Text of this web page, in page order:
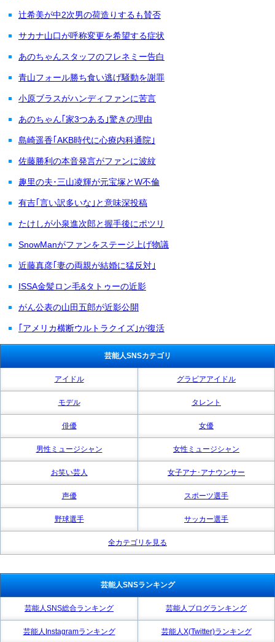
辻希美が中2次男の荷造りするも賛否
サカナ山口が呼称変更を希望する症状
あのちゃんスタッフのフレネミー告白
青山フォール勝ち食い逃げ騒動を謝罪
小原ブラスがハンディファンに苦言
あのちゃん｢家3つある｣驚きの理由
島崎遥香｢AKB時代に心療内科通院｣
佐藤勝利の本音発言がファンに波紋
趣里の夫･三山凌輝が元宝塚とW不倫
有吉｢言い訳多いな｣と意味深投稿
たけしが小泉進次郎と握手後にポツリ
SnowManがファンをステージ上げ物議
近藤真彦｢妻の両親が結婚に猛反対｣
ISSA金髪ロン毛&タトゥーの近影
がん公表の山田五郎が近影公開
｢アメリカ横断ウルトラクイズ｣が復活
芸能人SNSカテゴリ
アイドル グラビアアイドル
モデル タレント
俳優 女優
男性ミュージシャン 女性ミュージシャン
お笑い芸人 女子アナ･アナウンサー
声優 スポーツ選手
野球選手 サッカー選手
全カテゴリを見る
芸能人SNSランキング
芸能人SNS総合ランキング 芸能人ブログランキング
芸能人Instagramランキング 芸能人X(Twitter)ランキング